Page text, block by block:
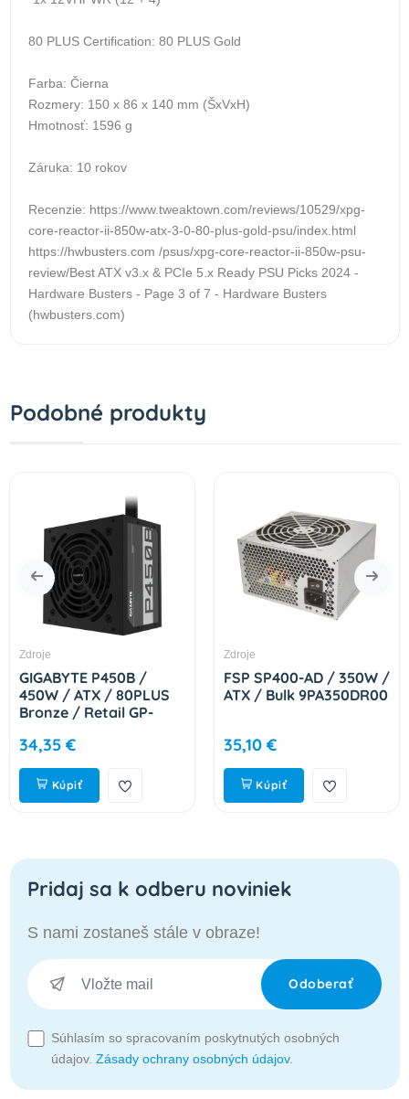
80 PLUS Certification: 80 PLUS Gold
Farba: Čierna
Rozmery: 150 x 86 x 140 mm (ŠxVxH)
Hmotnosť: 1596 g
Záruka: 10 rokov
Recenzie: https://www.tweaktown.com/reviews/10529/xpg-
core-reactor-ii-850w-atx-3-0-80-plus-gold-psu/index.html
https://hwbusters.com /psus/xpg-core-reactor-ii-850w-psu-
review/Best ATX v3.x & PCIe 5.x Ready PSU Picks 2024 -
Hardware Busters - Page 3 of 7 - Hardware Busters
(hwbusters.com)
Podobné produkty
Zdroje
GIGABYTE P450B /
450W / ATX / 80PLUS
Bronze / Retail GP-
34,35 €
Kúpiť
Zdroje
FSP SP400-AD / 350W /
ATX / Bulk 9PA350DR00
35,10 €
Kúpiť
Pridaj sa k odberu noviniek
S nami zostaneš stále v obraze!
Odoberať
Súhlasím so spracovaním poskytnutých osobných
údajov. Zásady ochrany osobných údajov.